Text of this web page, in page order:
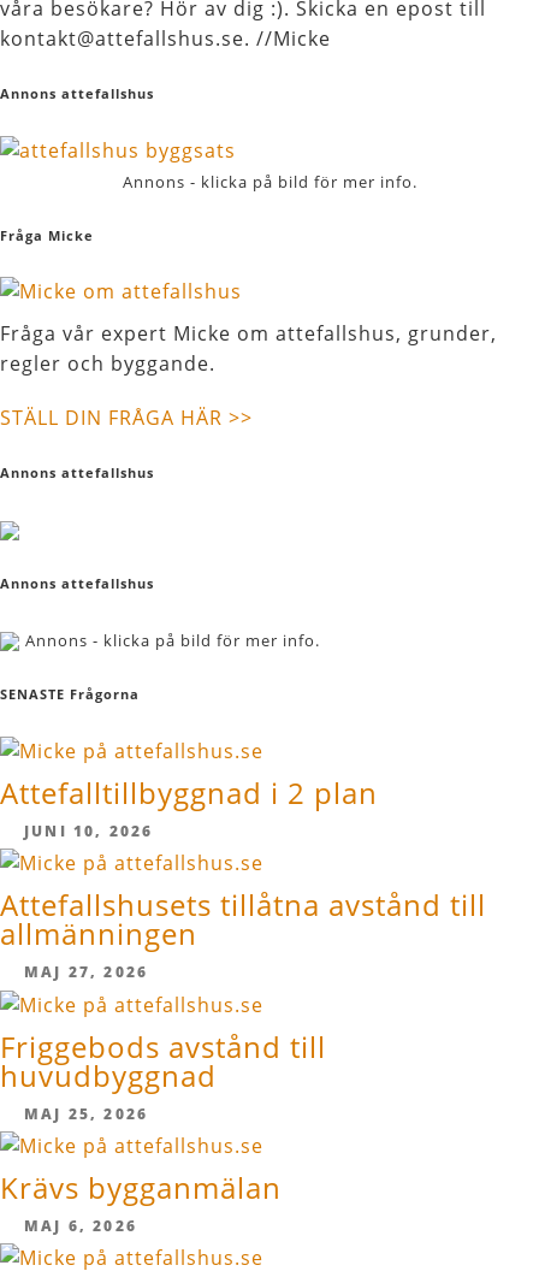
våra besökare? Hör av dig :). Skicka en epost till
kontakt@attefallshus.se. //Micke
Annons attefallshus
Annons - klicka på bild för mer info.
Fråga Micke
Fråga vår expert Micke om attefallshus, grunder,
regler och byggande.
STÄLL DIN FRÅGA HÄR >>
Annons attefallshus
Annons attefallshus
Annons - klicka på bild för mer info.
SENASTE Frågorna
Attefalltillbyggnad i 2 plan
JUNI 10, 2026
Attefallshusets tillåtna avstånd till
allmänningen
MAJ 27, 2026
Friggebods avstånd till
huvudbyggnad
MAJ 25, 2026
Krävs bygganmälan
MAJ 6, 2026